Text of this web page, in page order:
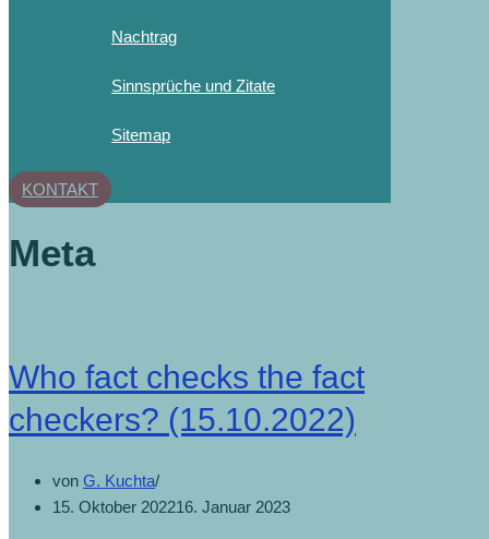
Nachtrag
Sinnsprüche und Zitate
Sitemap
KONTAKT
Meta
Who fact checks the fact
checkers? (15.10.2022)
von G. Kuchta
15. Oktober 202216. Januar 2023